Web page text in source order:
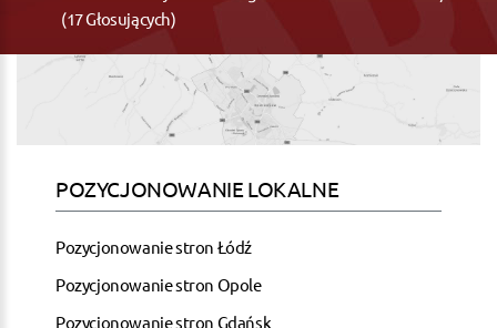
(17 Głosujących)
POZYCJONOWANIE LOKALNE
Pozycjonowanie stron Łódź
Pozycjonowanie stron Opole
Pozycjonowanie stron Gdańsk